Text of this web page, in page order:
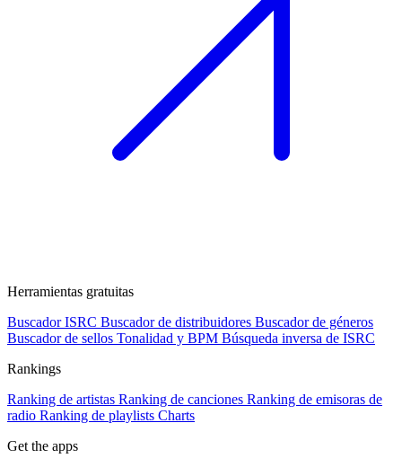
Herramientas gratuitas
Buscador ISRC Buscador de distribuidores Buscador de géneros
Buscador de sellos Tonalidad y BPM Búsqueda inversa de ISRC
Rankings
Ranking de artistas Ranking de canciones Ranking de emisoras de
radio Ranking de playlists Charts
Get the apps